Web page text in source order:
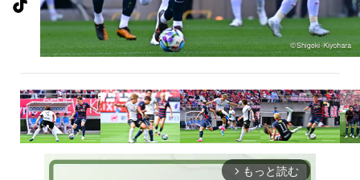
arrow_forward_ios もっと読む